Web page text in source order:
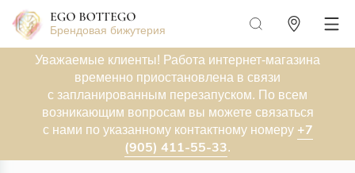
Брендовая бижутерия
Уважаемые клиенты! Работа интернет-магазина
временно приостановлена в связи
с запланированным перезапуском. По всем
возникающим вопросам вы можете связаться
с нами по указанному контактному номеру +7
(905) 411-55-33.